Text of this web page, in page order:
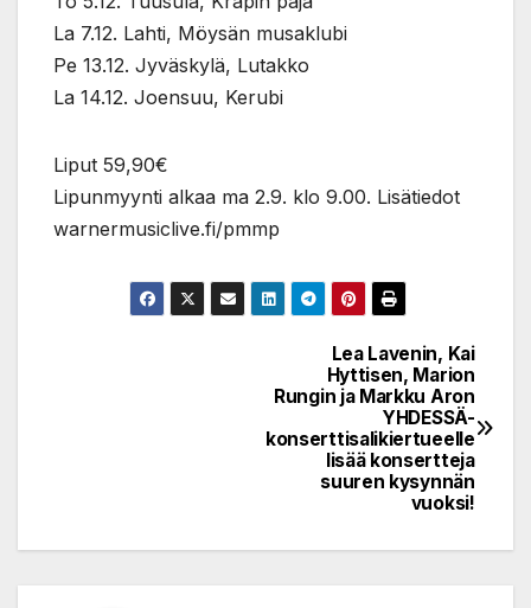
La 7.12. Lahti, Möysän musaklubi
Pe 13.12. Jyväskylä, Lutakko
La 14.12. Joensuu, Kerubi
Liput 59,90€
Lipunmyynti alkaa ma 2.9. klo 9.00. Lisätiedot
warnermusiclive.fi/pmmp
Lea Lavenin, Kai
Hyttisen, Marion
Rungin ja Markku Aron
YHDESSÄ-
konserttisalikiertueelle
lisää konsertteja
suuren kysynnän
vuoksi!